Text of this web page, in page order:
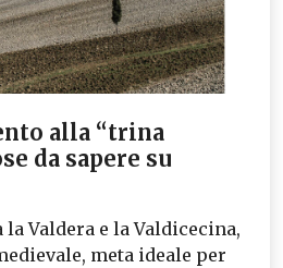
alla “trina
da sapere su
Valdera e la Valdicecina,
meta ideale per